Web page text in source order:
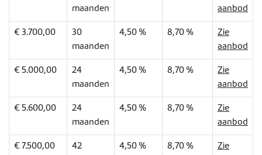
maanden
aanbod
€ 3.700,00
30
maanden
4,50 % 8,70 %
Zie
aanbod
€ 5.000,00
24
maanden
4,50 % 8,70 %
Zie
aanbod
€ 5.600,00
24
maanden
4,50 % 8,70 %
Zie
aanbod
€ 7.500,00
42
4,50 % 8,70 %
Zie